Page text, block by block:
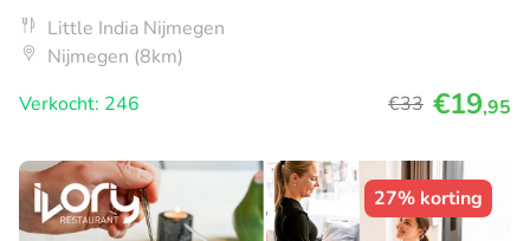
Little India Nijmegen
Nijmegen (8km)
Verkocht: 246
€33 €19,95
27% korting